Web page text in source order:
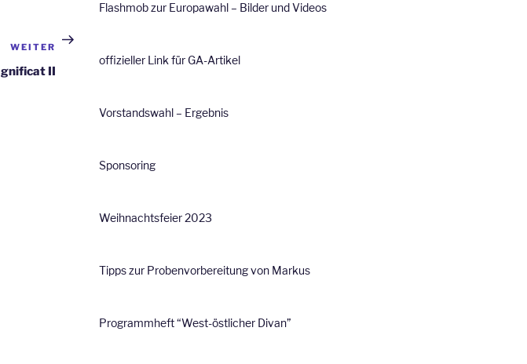
Beitrag
WEITER
II
Flashmob zur Europawahl – Bilder und Videos
offizieller Link für GA-Artikel
Vorstandswahl – Ergebnis
Sponsoring
Weihnachtsfeier 2023
Tipps zur Probenvorbereitung von Markus
Programmheft “West-östlicher Divan”